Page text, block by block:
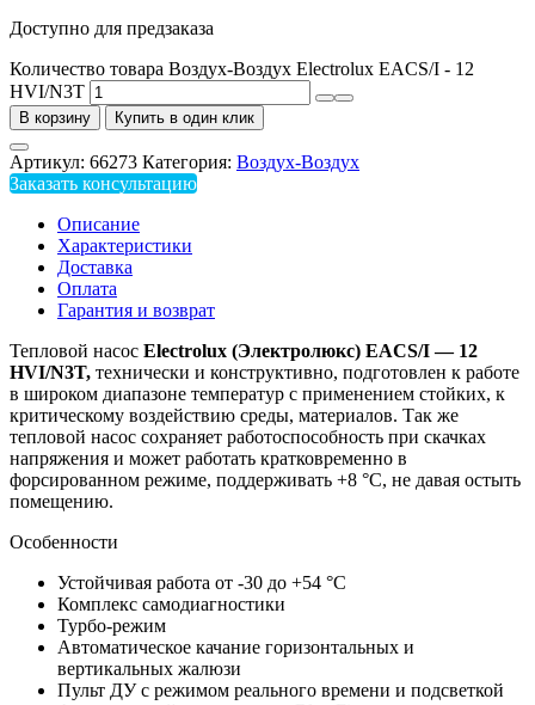
Доступно для предзаказа
Количество товара Воздух-Воздух Electrolux EACS/I - 12
HVI/N3T
В корзину Купить в один клик
Артикул: 66273 Категория: Воздух-Воздух
Заказать консультацию
Описание
Характеристики
Доставка
Оплата
Гарантия и возврат
Тепловой насос Electrolux (Электролюкс) EACS/I — 12
HVI/N3T, технически и конструктивно, подготовлен к работе
в широком диапазоне температур с применением стойких, к
критическому воздействию среды, материалов. Так же
тепловой насос сохраняет работоспособность при скачках
напряжения и может работать кратковременно в
форсированном режиме, поддерживать +8 °С, не давая остыть
помещению.
Особенности
Устойчивая работа от -30 до +54 °C
Комплекс самодиагностики
Турбо-режим
Автоматическое качание горизонтальных и
вертикальных жалюзи
Пульт ДУ с режимом реального времени и подсветкой